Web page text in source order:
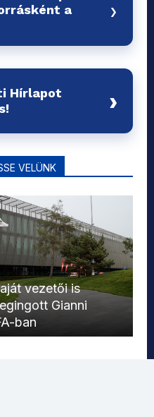
a
›
Hírlapot
›
VELÜNK
vezetői is
Gianni
ban